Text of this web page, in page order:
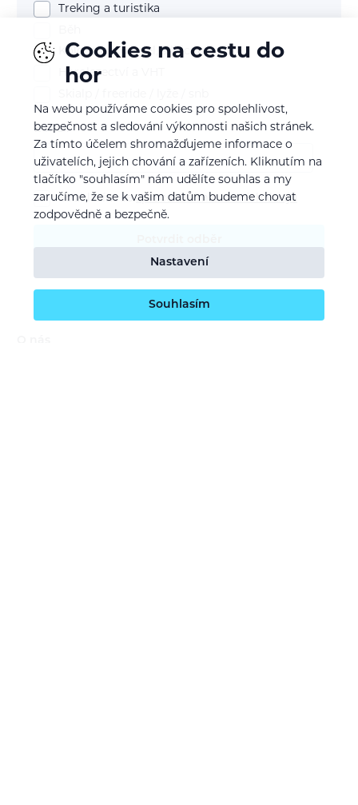
Treking a turistika
Kolo (mtb, gravel, silnice)
Horolezectví a VHT
E-mail
Souhlasím sezpracováním osobních údajů
Cookies na cestu do
hor
Na webu používáme cookies pro spolehlivost,
bezpečnost a sledování výkonnosti našich stránek.
Za tímto účelem shromažďujeme informace o
uživatelích, jejich chování a zařízeních. Kliknutím na
tlačítko "souhlasím" nám udělíte souhlas a my
zaručíme, že se k vašim datům budeme chovat
zodpovědně a bezpečně.
Nastavení
Souhlasím